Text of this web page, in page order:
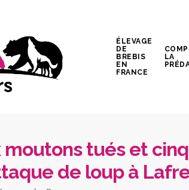
ÉLEVAGE
DE
BREBIS
EN
FRANCE
LA
moutons tués et
de loup à